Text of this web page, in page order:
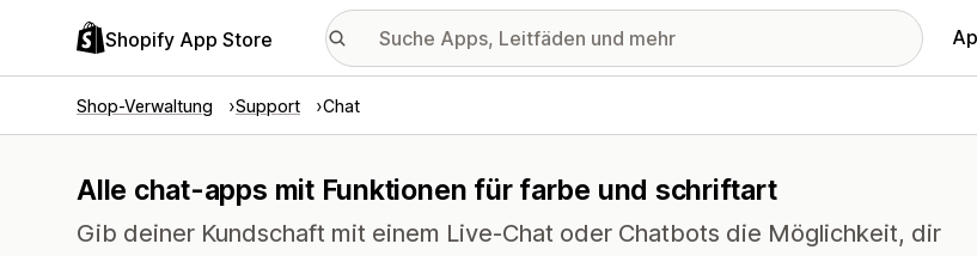
Shopify App Store
Shop-Verwaltung Support Chat
Alle chat-apps mit Funktionen für farbe und schriftart
Gib deiner Kundschaft mit einem Live-Chat oder Chatbots die Möglichkeit, dir